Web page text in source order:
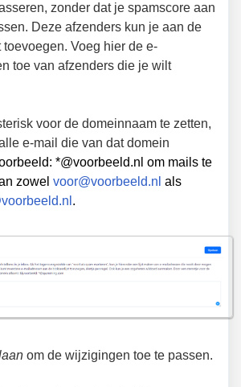
zonder dat je spamscore aan
Deze afzenders kun je aan de
toevoegen. Voeg hier de e-
toe van afzenders die je wilt
voor de domeinnaam te zetten,
e-mail die van dat domein
*@voorbeeld.nl om mails te
zowel voor@voorbeeld.nl als
.
om de wijzigingen toe te passen.